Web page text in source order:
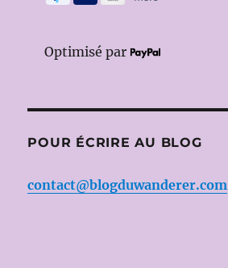
Optimisé par
POUR ÉCRIRE AU BLOG
contact@blogduwanderer.com